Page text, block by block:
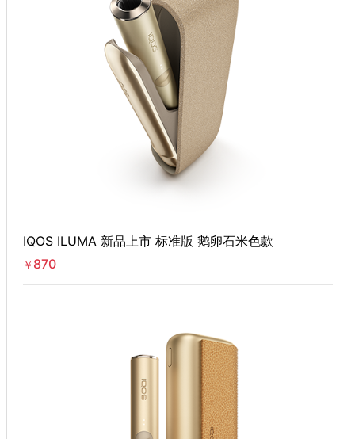
IQOS ILUMA 新品上市 标准版 鹅卵石米色款
￥ 870